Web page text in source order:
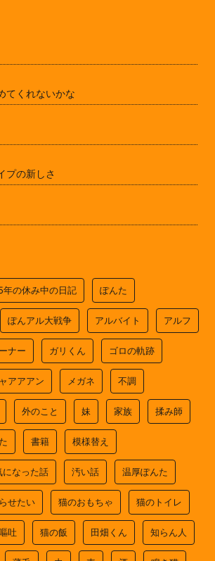
てくれないかな
プの新しさ
年の休み中の日記 ぽんた
ぽんアル大戦争 アルバイト アルフ
ナー ガリくん ゴロの軌跡
アアアン メガネ 不調
外のこと 妹 家族 揉み師
書籍 模様替え
になった話 汚い話 温厚ぽんた
せたい 猫のおもちゃ 猫のトイレ
吐 猫の飯 田畑くん 知らん人